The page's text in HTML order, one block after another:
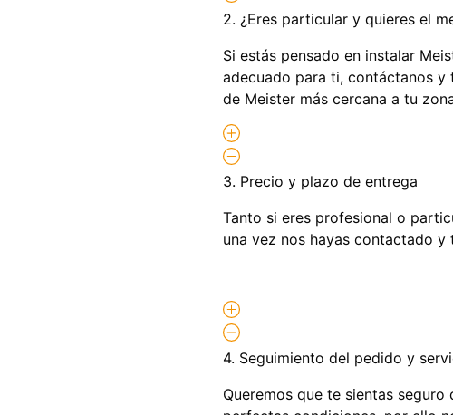
2. ¿Eres particular y quieres el
Si estás pensado en instalar
adecuado para ti, contáctanos y
de Meister más cercana a tu
3. Precio y plazo de entrega
Tanto si eres profesional o
una vez nos hayas contactado y
4. Seguimiento del pedido y
Queremos que te sientas